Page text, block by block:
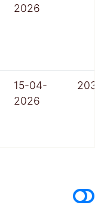
2026
15-04-
2026
203